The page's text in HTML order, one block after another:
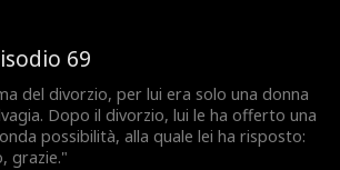
69
del divorzio, per lui era solo una donna
Dopo il divorzio, lui le ha offerto una
possibilità, alla quale lei ha risposto:
grazie."